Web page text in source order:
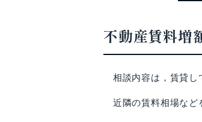
不動産賃料増
相談内容は，賃貸し
近隣の賃料相場など